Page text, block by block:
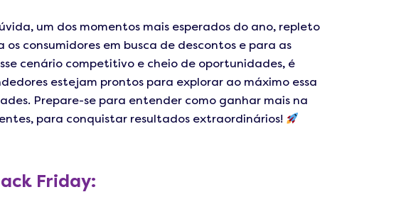
um dos momentos mais esperados do ano, repleto
consumidores em busca de descontos e para as
cenário competitivo e cheio de oportunidades, é
estejam prontos para explorar ao máximo essa
Prepare-se para entender como ganhar mais na
para conquistar resultados extraordinários!
Friday: